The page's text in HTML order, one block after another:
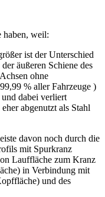
haben, weil:
ist der Unterschied
äußeren Schiene des
ohne
% aller Fahrzeuge )
dabei verliert
abgenutzt als Stahl
davon noch durch die
mit Spurkranz
Lauffläche zum Kranz
in Verbindung mit
und des